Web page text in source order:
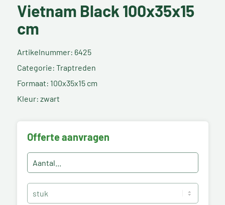
Vietnam Black 100x35x15
cm
Artikelnummer: 6425
Categorie: Traptreden
Formaat: 100x35x15 cm
Kleur: zwart
Offerte aanvragen